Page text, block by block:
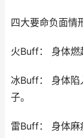
四大要命负面情
火Buff： 身体燃
冰Buff： 身体陷
子。
雷Buff： 身体麻